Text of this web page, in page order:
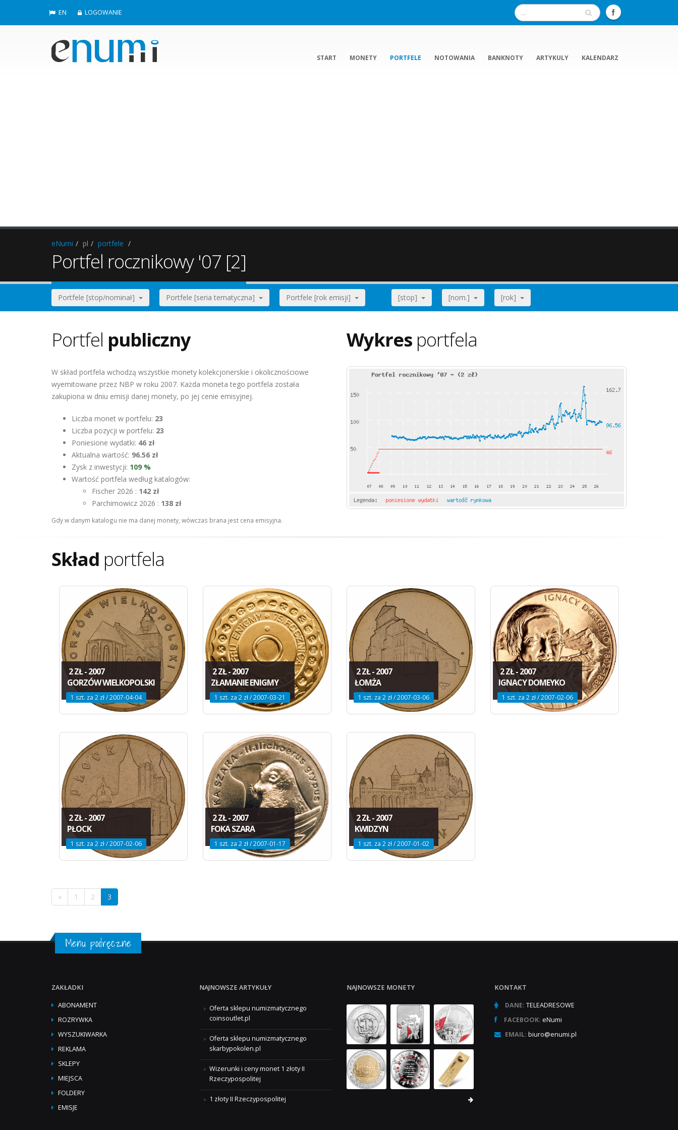
EN LOGOWANIE
START MONETY PORTFELE NOTOWANIA BANKNOTY ARTYKULY KALENDARZ
eNumi pl portfele
Portfel rocznikowy '07 [2]
Portfele [stop/nominał] Portfele [seria tematyczna] Portfele [rok emisji] [stop] [nom.] [rok]
Portfel publiczny
W skład portfela wchodzą wszystkie monety kolekcjonerskie i okolicznościowe
wyemitowane przez NBP w roku 2007. Każda moneta tego portfela została
zakupiona w dniu emisji danej monety, po jej cenie emisyjnej.
Liczba monet w portfelu: 23
Liczba pozycji w portfelu: 23
Poniesione wydatki: 46 zł
Aktualna wartość: 96.56 zł
Zysk z inwestycji: 109 %
Wartość portfela według katalogów:
Fischer 2026 : 142 zł
Parchimowicz 2026 : 138 zł
Gdy w danym katalogu nie ma danej monety, wówczas brana jest cena emisyjna.
Wykres portfela
Skład portfela
2 ZŁ - 2007
GORZÓW WIELKOPOLSKI
1 szt. za 2 zł / 2007-04-04
2 ZŁ - 2007
ZŁAMANIE ENIGMY
1 szt. za 2 zł / 2007-03-21
2 ZŁ - 2007
ŁOMŻA
1 szt. za 2 zł / 2007-03-06
2 ZŁ - 2007
IGNACY DOMEYKO
1 szt. za 2 zł / 2007-02-06
2 ZŁ - 2007
PŁOCK
1 szt. za 2 zł / 2007-02-06
2 ZŁ - 2007
FOKA SZARA
1 szt. za 2 zł / 2007-01-17
2 ZŁ - 2007
KWIDZYN
1 szt. za 2 zł / 2007-01-02
« 1 2 3
Menu podręczne
ZAKŁADKI
ABONAMENT
ROZRYWKA
WYSZUKIWARKA
REKLAMA
SKLEPY
MIEJSCA
FOLDERY
EMISJE
NAJNOWSZE ARTYKUŁY
Oferta sklepu numizmatycznego
coinsoutlet.pl
Oferta sklepu numizmatycznego
skarbypokolen.pl
Wizerunki i ceny monet 1 złoty II
Rzeczypospolitej
1 złoty II Rzeczypospolitej
NAJNOWSZE MONETY KONTAKT
DANE: TELEADRESOWE
FACEBOOK: eNumi
EMAIL: biuro@enumi.pl